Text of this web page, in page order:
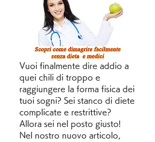
Vuoi finalmente dire addio a
quei chili di troppo e
raggiungere la forma fisica dei
tuoi sogni? Sei stanco di diete
complicate e restrittive?
Allora sei nel posto giusto!
Nel nostro nuovo articolo,